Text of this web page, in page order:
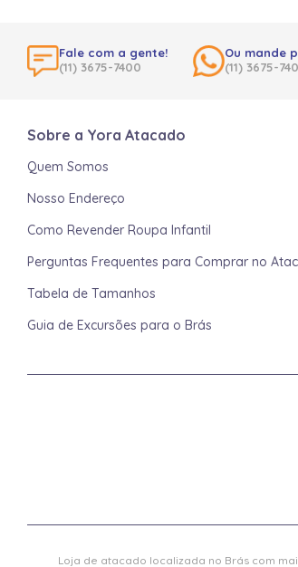
Fale com a gente!
(11) 3675-7400
Ou mande
(11) 3675-
Sobre a Yora Atacado
Quem Somos
Nosso Endereço
Como Revender Roupa Infantil
Perguntas Frequentes para Comprar no
Tabela de Tamanhos
Guia de Excursões para o Brás
Loja de atacado localizada no Brás com